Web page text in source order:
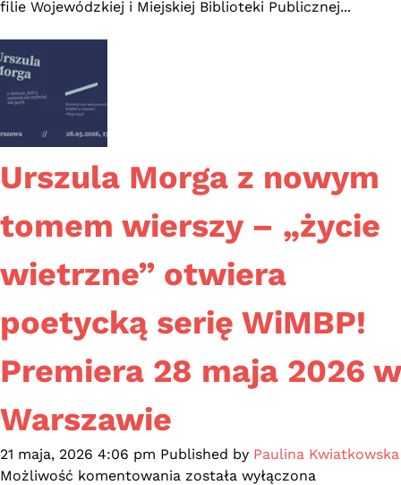
czerwca
filie Wojewódzkiej i Miejskiej Biblioteki Publicznej...
Urszula Morga z nowym
tomem wierszy – „życie
wietrzne” otwiera
poetycką serię WiMBP!
Premiera 28 maja 2026 w
Warszawie
21 maja, 2026 4:06 pm Published by Paulina Kwiatkowska
Możliwość komentowania Urszula
została wyłączona